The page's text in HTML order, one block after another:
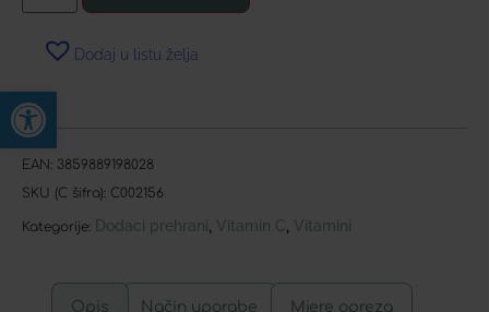
Open toolbar
Dodaj u listu želja
EAN: 3859889198028
SKU (C šifra): C002156
Kategorije: Dodaci prehrani Vitamin C Vitamini
Opis Način uporabe Mjere opreza